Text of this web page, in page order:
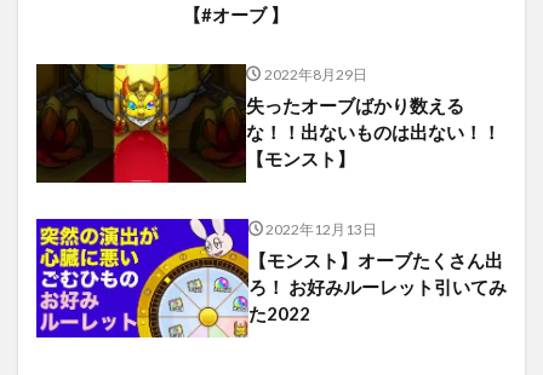
【#オーブ 】
2022年8月29日
失ったオーブばかり数える
な！！出ないものは出ない！！
【モンスト】
2022年12月13日
【モンスト】オーブたくさん出
ろ！ お好みルーレット引いてみ
た2022